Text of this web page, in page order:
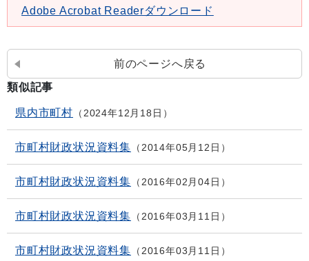
Adobe Acrobat Readerダウンロード
前のページへ戻る
類似記事
県内市町村 2024年12月18日
市町村財政状況資料集 2014年05月12日
市町村財政状況資料集 2016年02月04日
市町村財政状況資料集 2016年03月11日
市町村財政状況資料集 2016年03月11日